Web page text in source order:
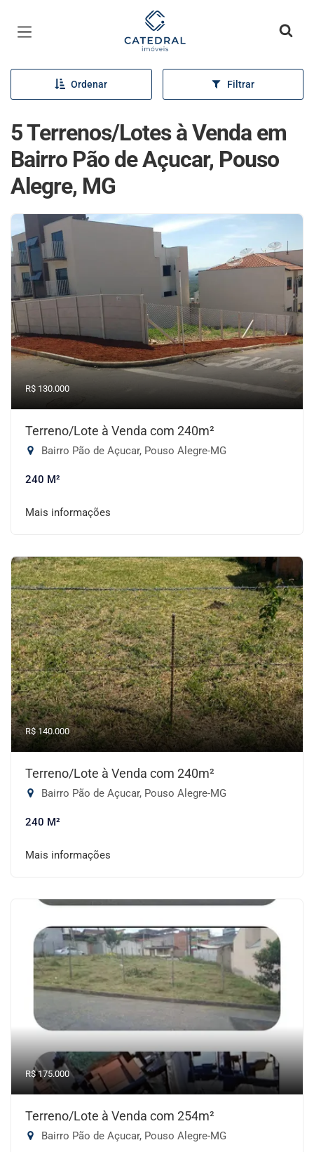
Página inicial
Ordenar Filtrar
5 Terrenos/Lotes à Venda em
Bairro Pão de Açucar, Pouso
Alegre, MG
R$ 130.000
Terreno/Lote à Venda com 240m²
Bairro Pão de Açucar, Pouso Alegre-MG
240 M²
Mais informações
R$ 140.000
Terreno/Lote à Venda com 240m²
Bairro Pão de Açucar, Pouso Alegre-MG
240 M²
Mais informações
R$ 175.000
Terreno/Lote à Venda com 254m²
Bairro Pão de Açucar, Pouso Alegre-MG